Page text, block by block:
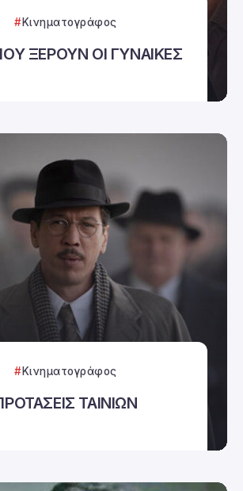
Κινηματογράφος
ΞΕΡΟΥΝ ΟΙ ΓΥΝΑΙΚΕΣ
Κινηματογράφος
ΤΑΙΝΙΩΝ